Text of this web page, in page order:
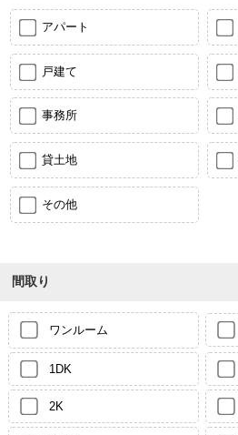
アパート
戸建て
事務所
貸土地
その他
間取り
ワンルーム
1DK
2K